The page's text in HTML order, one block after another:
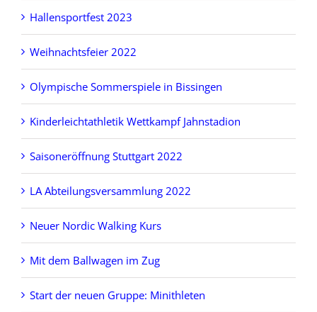
Hallensportfest 2023
Weihnachtsfeier 2022
Olympische Sommerspiele in Bissingen
Kinderleichtathletik Wettkampf Jahnstadion
Saisoneröffnung Stuttgart 2022
LA Abteilungsversammlung 2022
Neuer Nordic Walking Kurs
Mit dem Ballwagen im Zug
Start der neuen Gruppe: Minithleten